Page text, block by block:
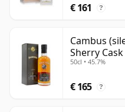
€ 161 ?
Cambus
Sherry
oud
50cl • 45.7%
€ 165 ?